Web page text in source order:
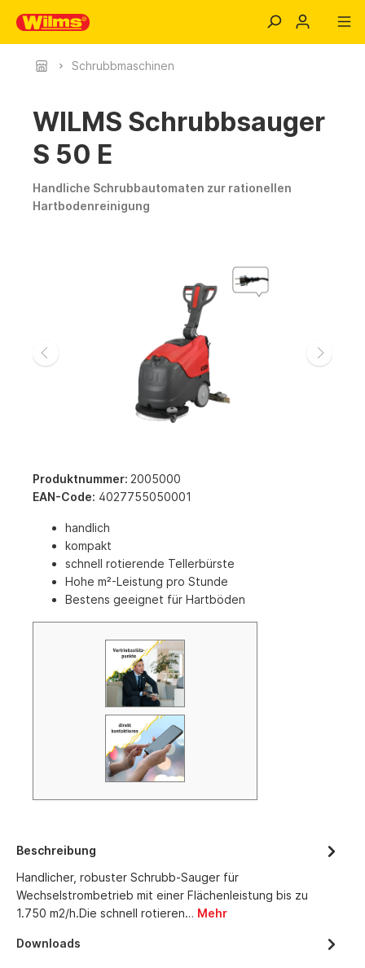
Schrubbmaschinen
WILMS Schrubbsauger
S 50 E
Handliche Schrubbautomaten zur rationellen
Hartbodenreinigung
Produktnummer: 2005000
EAN-Code: 4027755050001
handlich
kompakt
schnell rotierende Tellerbürste
Hohe m²-Leistung pro Stunde
Bestens geeignet für Hartböden
Beschreibung
Handlicher, robuster Schrubb-Sauger für
Wechselstrombetrieb mit einer Flächenleistung bis zu
1.750 m2/h.Die schnell rotieren… Mehr
Downloads